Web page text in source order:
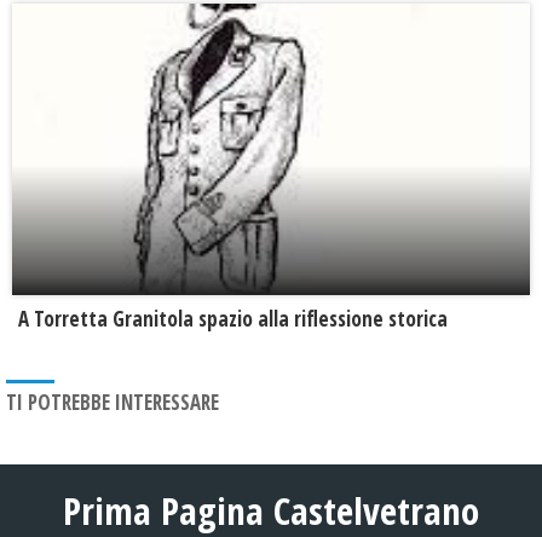
​A Torretta Granitola spazio alla riflessione storica
TI POTREBBE INTERESSARE
Prima Pagina Castelvetrano